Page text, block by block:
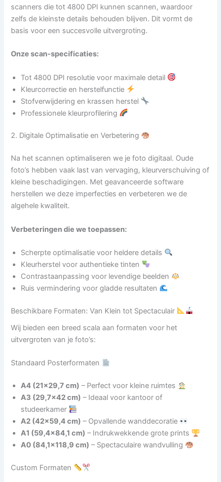
scanners die tot 4800 DPI kunnen scannen, waardoor
zelfs de kleinste details behouden blijven. Dit vormt de
basis voor een succesvolle uitvergroting.
Onze scan-specificaties:
Tot 4800 DPI resolutie voor maximale detail
Kleurcorrectie en herstelfunctie
Stofverwijdering en krassen herstel
Professionele kleurprofilering
2. Digitale Optimalisatie en Verbetering
Na het scannen optimaliseren we je foto digitaal. Oude
foto’s hebben vaak last van vervaging, kleurverschuiving of
kleine beschadigingen. Met geavanceerde software
herstellen we deze imperfecties en verbeteren we de
algehele kwaliteit.
Verbeteringen die we toepassen:
Scherpte optimalisatie voor heldere details
Kleurherstel voor authentieke tinten
Contrastaanpassing voor levendige beelden
Ruis vermindering voor gladde resultaten
Beschikbare Formaten: Van Klein tot Spectaculair
Wij bieden een breed scala aan formaten voor het
uitvergroten van je foto’s:
Standaard Posterformaten
A4 (21×29,7 cm) – Perfect voor kleine ruimtes
A3 (29,7×42 cm) – Ideaal voor kantoor of
studeerkamer
A2 (42×59,4 cm) – Opvallende wanddecoratie
A1 (59,4×84,1 cm) – Indrukwekkende grote prints
A0 (84,1×118,9 cm) – Spectaculaire wandvulling
Custom Formaten